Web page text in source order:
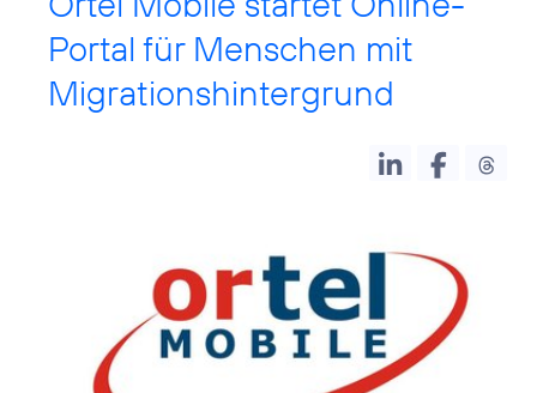
Portal für Menschen mit
Migrationshintergrund